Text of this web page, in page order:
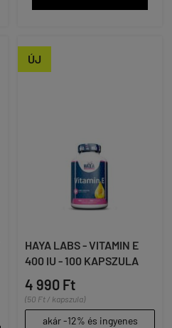
ÚJ
HAYA LABS - VITAMIN E
400 IU - 100 KAPSZULA
4 990 Ft
(50 Ft / kapszula)
akár -12% és ingyenes